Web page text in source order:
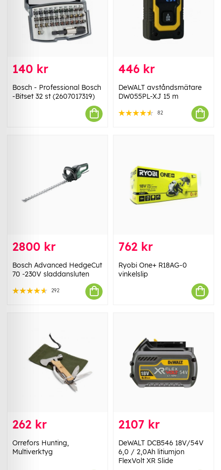
140 kr
Bosch - Professional Bosch
-Bitset 32 st (2607017319)
446 kr
DeWALT avståndsmätare
DW055PL-XJ 15 m
82
2800 kr
Bosch Advanced HedgeCut
70 -230V sladdansluten
292
762 kr
Ryobi One+ R18AG-0
vinkelslip
262 kr
Orrefors Hunting,
Multiverktyg
2107 kr
DeWALT DCB546 18V/54V
6,0 / 2,0Ah litiumjon
FlexVolt XR Slide